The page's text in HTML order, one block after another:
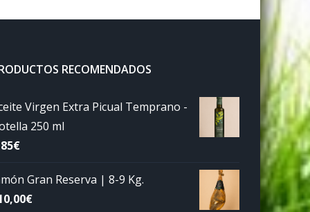
RECOMENDADOS
Virgen Extra Picual Temprano -
250 ml
€
Gran Reserva | 8-9 Kg.
€